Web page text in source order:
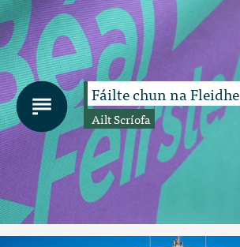
Fáilte chun na Fleidhe
Ailt Scríofa